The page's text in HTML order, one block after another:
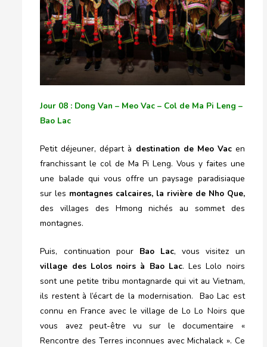
Jour 08 : Dong Van – Meo Vac – Col de Ma Pi Leng –
Bao Lac
Petit déjeuner, départ à destination de Meo Vacen
franchissant le col de Ma Pi Leng. Vous y faites une
une balade qui vous offre un paysage paradisiaque
sur les montagnes calcaires, la rivière de Nho Que,
des villages des Hmong nichés au sommet des
montagnes.
Puis, continuation pour Bao Lac, vous visitez un
village des Lolos noirs à Bao Lac. Les Lolo noirs
sont une petite tribu montagnarde qui vit au Vietnam,
ils restent à l’écart de la modernisation. Bao Lac est
connu en France avec le village de Lo Lo Noirs que
vous avez peut-être vu sur le documentaire «
Rencontre des Terres inconnues avec Michalack ». Ce